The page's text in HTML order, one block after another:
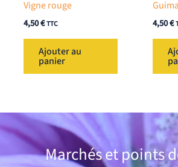
Vigne rouge
4,50€TTC
Ajouter au
panier
4,50€
Marchés et points